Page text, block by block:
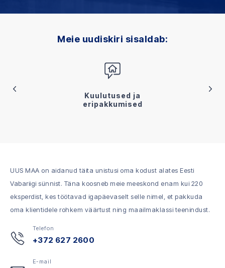
Meie uudiskiri sisaldab:
Kuulutused ja
eripakkumised
UUS MAA on aidanud täita unistusi oma kodust alates Eesti
Vabariigi sünnist. Täna koosneb meie meeskond enam kui 220
eksperdist, kes töötavad igapäevaselt selle nimel, et pakkuda
oma klientidele rohkem väärtust ning maailmaklassi teenindust.
Telefon
+372 627 2600
E-mail